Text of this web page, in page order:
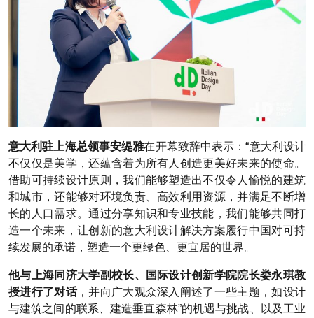
意大利驻上海总领事安缇雅在开幕致辞中表示：“意⼤利设计
不仅仅是美学，还蕴含着为所有⼈创造更美好未来的使命。
借助可持续设计原则，我们能够塑造出不仅令⼈愉悦的建筑
和城市，还能够对环境负责、⾼效利⽤资源，并满⾜不断增
⻓的⼈⼝需求。通过分享知识和专业技能，我们能够共同打
造⼀个未来，让创新的意⼤利设计解决⽅案履⾏中国对可持
续发展的承诺，塑造⼀个更绿⾊、更宜居的世界。
他与上海同济大学副校长、国际设计创新学院院长娄永琪教
授进行了对话，并向广大观众深入阐述了一些主题，如设计
与建筑之间的联系、建造垂直森林”的机遇与挑战、以及工业